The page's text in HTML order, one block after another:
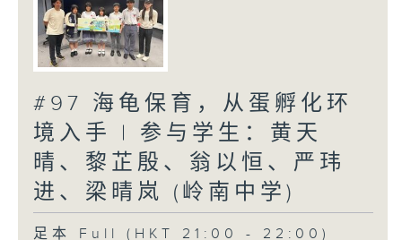
#97 海龟保育，从蛋孵化环
境入手 | 参与学生：黄天
晴、黎芷殷、翁以恒、严玮
进、梁晴岚 (岭南中学)
足本 Full (HKT 21:00 - 22:00)